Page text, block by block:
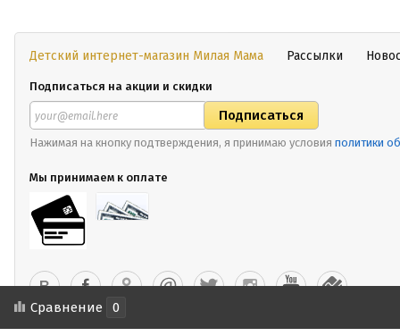
Детский интернет-магазин Милая Мама Рассылки
Подписаться на акции и скидки
Нажимая на кнопку подтверждения, я принимаю условия политики
Мы принимаем к оплате
Сравнение 0